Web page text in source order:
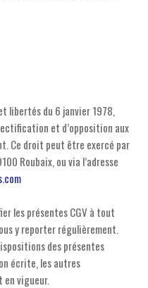
libertés du 6 janvier 1978,
et d’opposition aux
Ce droit peut être exercé par
Roubaix, ou via l’adresse
les présentes CGV à tout
y reporter régulièrement.
des présentes
écrite, les autres
vigueur.